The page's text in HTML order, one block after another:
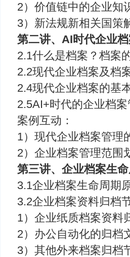
2）价值链中的企业知
3）新法规新相关国策
第二讲、AI时代企业
2.1什么是档案？档案
2.2现代企业档案及档
2.4现代企业档案的基
2.5AI+时代的企业档
案例互动：
1）现代企业档案管理
2）企业档案管理范围
第三讲、企业档案生
3.1企业档案生命周期
3.2企业档案资料归档
1）企业纸质档案资料
2）办公自动化的归档
3）其他外来档案归档